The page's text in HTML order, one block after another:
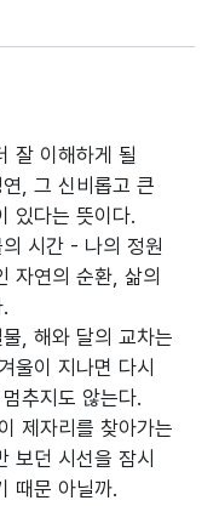
잘 이해하게 될
, 그 신비롭고 큰
있다는 뜻이다.
시간 - 나의 정원
자연의 순환, 삶의
, 해와 달의 교차는
울이 지나면 다시
추지도 않는다.
제자리를 찾아가는
보던 시선을 잠시
때문 아닐까.